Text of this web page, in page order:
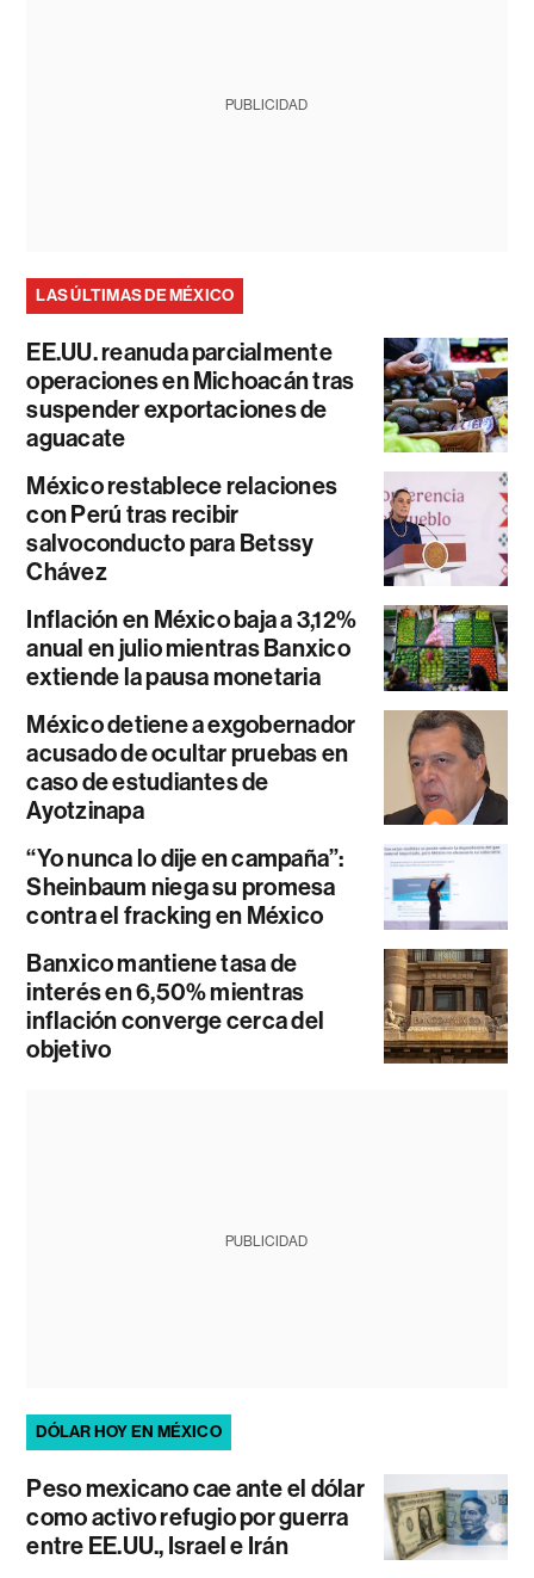
PUBLICIDAD
LAS ÚLTIMAS DE MÉXICO
EE.UU. reanuda parcialmente
operaciones en Michoacán tras
suspender exportaciones de
aguacate
México restablece relaciones
con Perú tras recibir
salvoconducto para Betssy
Chávez
Inflación en México baja a 3,12%
anual en julio mientras Banxico
extiende la pausa monetaria
México detiene a exgobernador
acusado de ocultar pruebas en
caso de estudiantes de
Ayotzinapa
“Yo nunca lo dije en campaña”:
Sheinbaum niega su promesa
contra el fracking en México
Banxico mantiene tasa de
interés en 6,50% mientras
inflación converge cerca del
objetivo
PUBLICIDAD
DÓLAR HOY EN MÉXICO
Peso mexicano cae ante el dólar
como activo refugio por guerra
entre EE.UU., Israel e Irán